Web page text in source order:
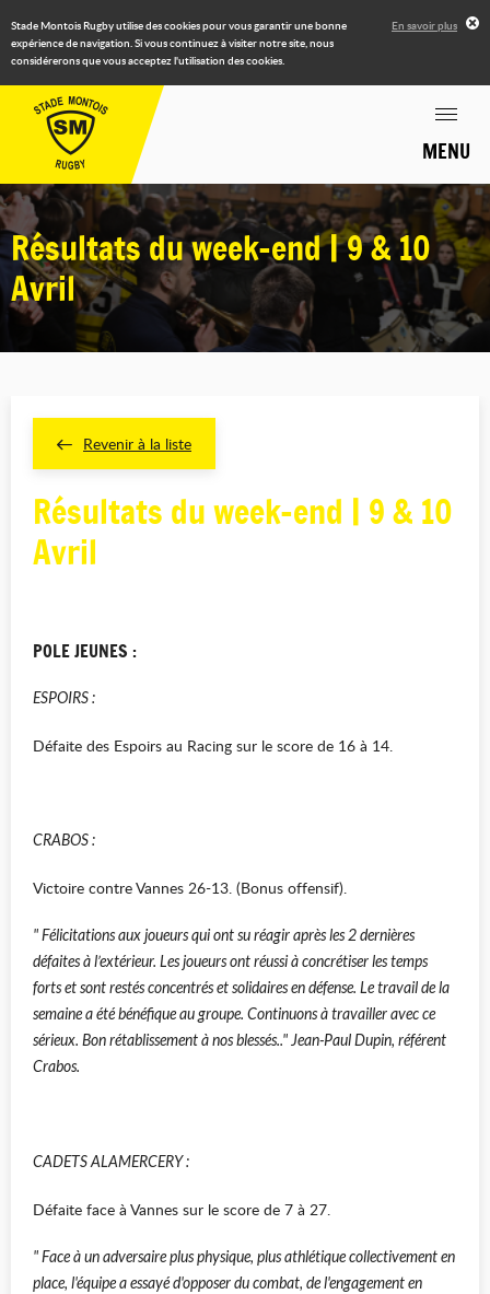
Stade Montois Rugby utilise des cookies pour vous garantir une bonne
expérience de navigation. Si vous continuez à visiter notre site, nous
considérerons que vous acceptez l'utilisation des cookies.
En savoir plus
MENU
Résultats du week-end | 9 & 10
Avril
Revenir à la liste
Résultats du week-end | 9 & 10
Avril
POLE JEUNES :
ESPOIRS :
Défaite des Espoirs au Racing sur le score de 16 à 14.
CRABOS :
Victoire contre Vannes 26-13. (Bonus offensif).
" Félicitations aux joueurs qui ont su réagir après les 2 dernières
défaites à l’extérieur. Les joueurs ont réussi à concrétiser les temps
forts et sont restés concentrés et solidaires en défense. Le travail de la
semaine a été bénéfique au groupe. Continuons à travailler avec ce
sérieux. Bon rétablissement à nos blessés.." Jean-Paul Dupin, référent
Crabos.
CADETS ALAMERCERY :
Défaite face à Vannes sur le score de 7 à 27.
" Face à un adversaire plus physique, plus athlétique collectivement en
place, l'équipe a essayé d'opposer du combat, de l'engagement en